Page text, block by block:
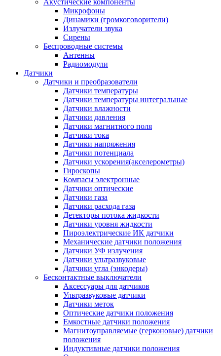
Микрофоны
Динамики (громкоговорители)
Излучатели звука
Сирены
Беспроводные системы
Антенны
Радиомодули
Датчики
Датчики и преобразователи
Датчики температуры
Датчики температуры интегральные
Датчики влажности
Датчики давления
Датчики магнитного поля
Датчики тока
Датчики напряжения
Датчики потенциала
Датчики ускорения(акселерометры)
Гироскопы
Компасы электронные
Датчики оптические
Датчики газа
Датчики расхода газа
Детекторы потока жидкости
Датчики уровня жидкости
Пироэлектрические ИК датчики
Механические датчики положения
Датчики УФ излучения
Датчики ультразвуковые
Датчики угла (энкодеры)
Бесконтактные выключатели
Аксессуары для датчиков
Ультразвуковые датчики
Датчики меток
Оптические датчики положения
Емкостные датчики положения
Магнитоуправляемые (герконовые) датчики
положения
Индуктивные датчики положения